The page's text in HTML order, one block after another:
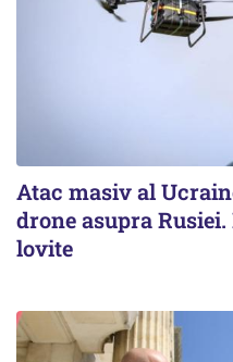
Atac masiv al
drone asupra
lovite